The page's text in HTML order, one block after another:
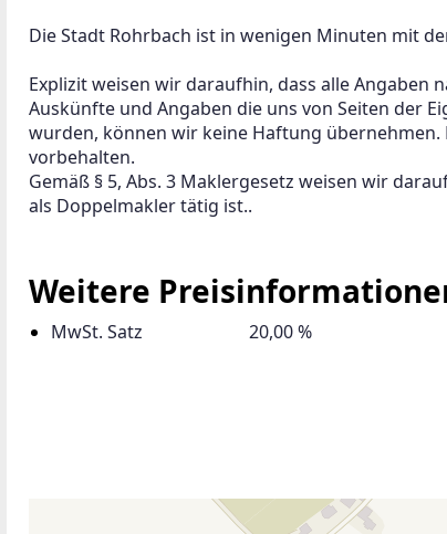
Die Stadt Rohrbach ist in wenigen Minuten mit
Explizit weisen wir daraufhin, dass alle Angaben
Auskünfte und Angaben die uns von Seiten der
wurden, können wir keine Haftung
vorbehalten.
Gemäß § 5, Abs. 3 Maklergesetz weisen wir
als Doppelmakler tätig ist..
Weitere
MwSt. Satz 20,00 %